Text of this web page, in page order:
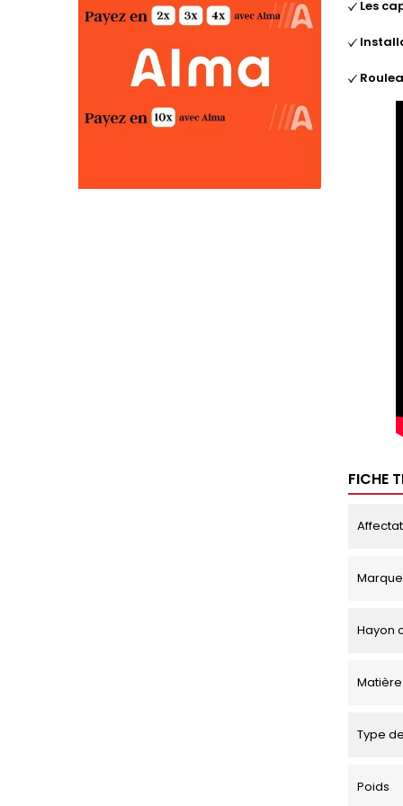
Les
FICHE
Marque
Hayon
Matière
Type
Poids